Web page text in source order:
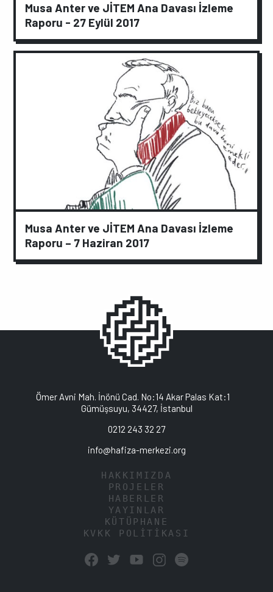
Musa Anter ve JİTEM Ana Davası İzleme
Raporu - 27 Eylül 2017
Musa Anter ve JİTEM Ana Davası İzleme
Raporu – 7 Haziran 2017
Ömer Avni Mah. İnönü Cad. No:14 Akar Palas Kat:1
Gümüşsuyu, 34427, İstanbul
0212 243 32 27
info@hafiza-merkezi.org
HAKKIMIZDA
PROJELER
HABERLER
YAYINLAR
KÜTÜPHANE
KVKK POLİTİKASI